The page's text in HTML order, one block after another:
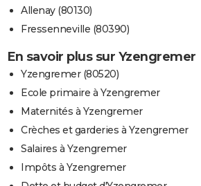
Allenay (80130)
Fressenneville (80390)
En savoir plus sur Yzengremer
Yzengremer (80520)
Ecole primaire à Yzengremer
Maternités à Yzengremer
Crèches et garderies à Yzengremer
Salaires à Yzengremer
Impôts à Yzengremer